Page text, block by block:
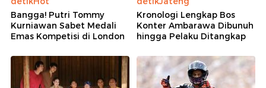
Bangga! Putri Tommy
Kurniawan Sabet Medali
Emas Kompetisi di London
Kronologi Lengkap Bos
Konter Ambarawa Dibunuh
hingga Pelaku Ditangkap